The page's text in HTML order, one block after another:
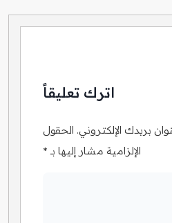
اترك تعليقاً
بريدك الإلكتروني. الحقول
الإلزامية مشار إليها بـ *